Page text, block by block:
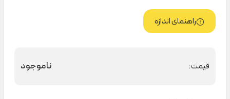
راهنمای اندازه
قیمت: ناموجود